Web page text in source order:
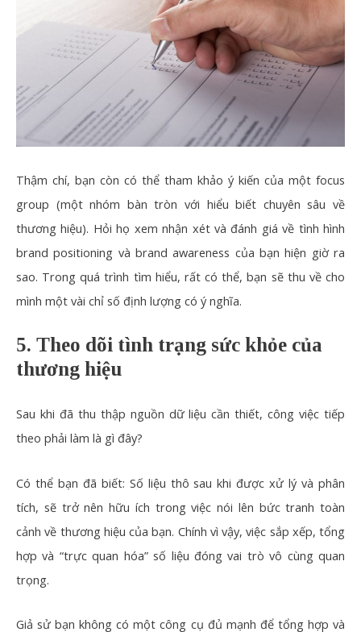
Thậm chí, bạn còn có thể tham khảo ý kiến của một focus
group (một nhóm bàn tròn với hiểu biết chuyên sâu về
thương hiệu). Hỏi họ xem nhận xét và đánh giá về tình hình
brand positioning và brand awareness của bạn hiện giờ ra
sao. Trong quá trình tìm hiểu, rất có thể, bạn sẽ thu về cho
mình một vài chỉ số định lượng có ý nghĩa.
5. Theo dõi tình trạng sức khỏe của
thương hiệu
Sau khi đã thu thập nguồn dữ liệu cần thiết, công việc tiếp
theo phải làm là gì đây?
Có thể bạn đã biết: Số liệu thô sau khi được xử lý và phân
tích, sẽ trở nên hữu ích trong việc nói lên bức tranh toàn
cảnh về thương hiệu của bạn. Chính vì vậy, việc sắp xếp, tổng
hợp và “trực quan hóa” số liệu đóng vai trò vô cùng quan
trọng.
Giả sử bạn không có một công cụ đủ mạnh để tổng hợp và